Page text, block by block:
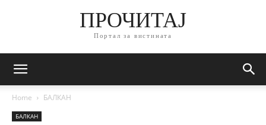
ПРОЧИТАЈ
Портал за вистината
Home БАЛКАН
БАЛКАН